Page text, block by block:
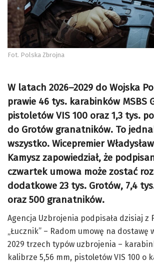
Fot. Polska Zbrojna
W latach 2026–2029 do Wojska
prawie 46 tys. karabinków MSBS
pistoletów VIS 100 oraz 1,3 tys.
do Grotów granatników. To
wszystko. Wicepremier
Kamysz zapowiedział, że
czwartek umowa może zostać
dodatkowe 23 tys. Grotów, 7,4
oraz 500 granatników.
Agencja Uzbrojenia podpisała dzisiaj z
„Łucznik” – Radom umowę na dostawę
2029 trzech typów uzbrojenia –
kalibrze 5,56 mm, pistoletów VIS 100 o